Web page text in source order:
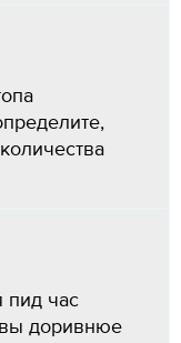
пид час
доривнюе